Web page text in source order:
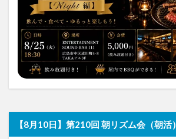
【8月10日】第210回 朝リズム会（朝活）